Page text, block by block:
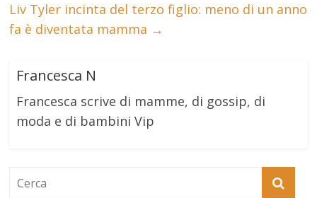
Liv Tyler incinta del terzo figlio: meno di un anno
fa è diventata mamma →
Francesca N
Francesca scrive di mamme, di gossip, di
moda e di bambini Vip